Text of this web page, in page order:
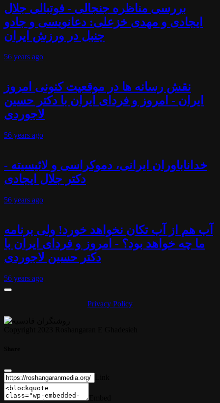
بررسی مناظره جنجالی - فوتبالی جلال
ایجادی و مهدی خزعلی: دعانویسی و جادو
جنبل در ورزش ایران
56 years ago
نقش رسانه ها در موقعیت کنونی امروز
ایران - امروز و فردای ایران با دکتر حسین
لاجوردی
56 years ago
خداناباوران ایرانی، دموکراسی و لائیسیته -
دکتر جلال ایجادی
56 years ago
آب هم از آب تکان نخواهد خورد! ولی برنامه
ما چه خواهد بود؟ - امروز و فردای ایران با
دکتر حسین لاجوردی
56 years ago
Privacy Policy